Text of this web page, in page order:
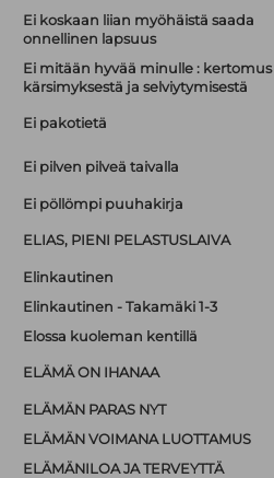
Ei koskaan liian myöhäistä saada
onnellinen lapsuus
Ei mitään hyvää minulle : kertomus
kärsimyksestä ja selviytymisestä
Ei pakotietä
Ei pilven pilveä taivalla
Ei pöllömpi puuhakirja
ELIAS, PIENI PELASTUSLAIVA
Elinkautinen
Elinkautinen - Takamäki 1-3
Elossa kuoleman kentillä
ELÄMÄ ON IHANAA
ELÄMÄN PARAS NYT
ELÄMÄN VOIMANA LUOTTAMUS
ELÄMÄNILOA JA TERVEYTTÄ